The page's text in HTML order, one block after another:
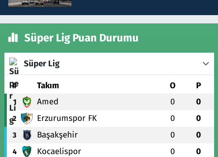
Süper Lig Puan Durumu
Süper Lig
# Takım O P
1 Amed 0 0
2 Erzurumspor FK 0 0
3 Başakşehir 0 0
4 Kocaelispor 0 0